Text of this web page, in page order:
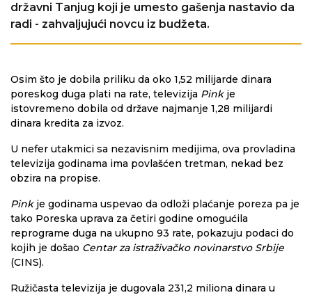
državni Tanjug koji je umesto gašenja nastavio da
radi - zahvaljujući novcu iz budžeta.
Osim što je dobila priliku da oko 1,52 milijarde dinara
poreskog duga plati na rate, televizija Pinkje
istovremeno dobila od države najmanje 1,28 milijardi
dinara kredita za izvoz.
U nefer utakmici sa nezavisnim medijima, ova provladina
televizija godinama ima povlašćen tretman, nekad bez
obzira na propise.
Pinkje godinama uspevao da odloži plaćanje poreza pa je
tako Poreska uprava za četiri godine omogućila
reprograme duga na ukupno 93 rate, pokazuju podaci do
kojih je došao Centar za istraživačko novinarstvo Srbije
(CINS).
Ružičasta televizija je dugovala 231,2 miliona dinara u